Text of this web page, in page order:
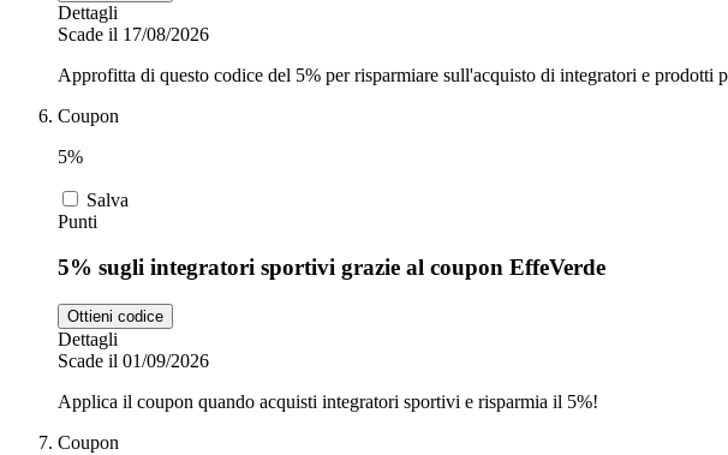
Dettagli
Scade il 17/08/2026
Approfitta di questo codice del 5% per risparmiare sull'acquisto di integratori e
Coupon
5%
Salva
Punti
5% sugli integratori sportivi grazie al coupon EffeVerde
Ottieni codice
Dettagli
Scade il 01/09/2026
Applica il coupon quando acquisti integratori sportivi e risparmia il 5%!
Coupon